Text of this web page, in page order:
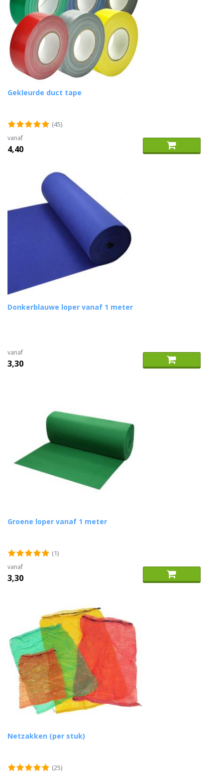
Gekleurde duct tape
(45)
vanaf
4,40
Donkerblauwe loper vanaf 1 meter
vanaf
3,30
Groene loper vanaf 1 meter
(1)
vanaf
3,30
Netzakken (per stuk)
(25)